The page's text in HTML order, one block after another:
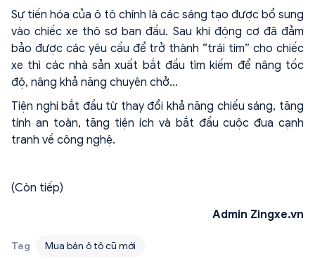
Sự tiến hóa của ô tô chính là các sáng tạo được bổ sung
vào chiếc xe thô sơ ban đầu. Sau khi động cơ đã đảm
bảo được các yêu cầu để trở thành “trái tim” cho chiếc
xe thì các nhà sản xuất bắt đầu tìm kiếm để nâng tốc
độ, nâng khả năng chuyên chở...
Tiện nghi bắt đầu từ thay đổi khả năng chiếu sáng, tăng
tính an toàn, tăng tiện ích và bắt đầu cuộc đua cạnh
tranh về công nghệ.
(Còn tiếp)
Admin Zingxe.vn
Tag Mua bán ô tô cũ mới